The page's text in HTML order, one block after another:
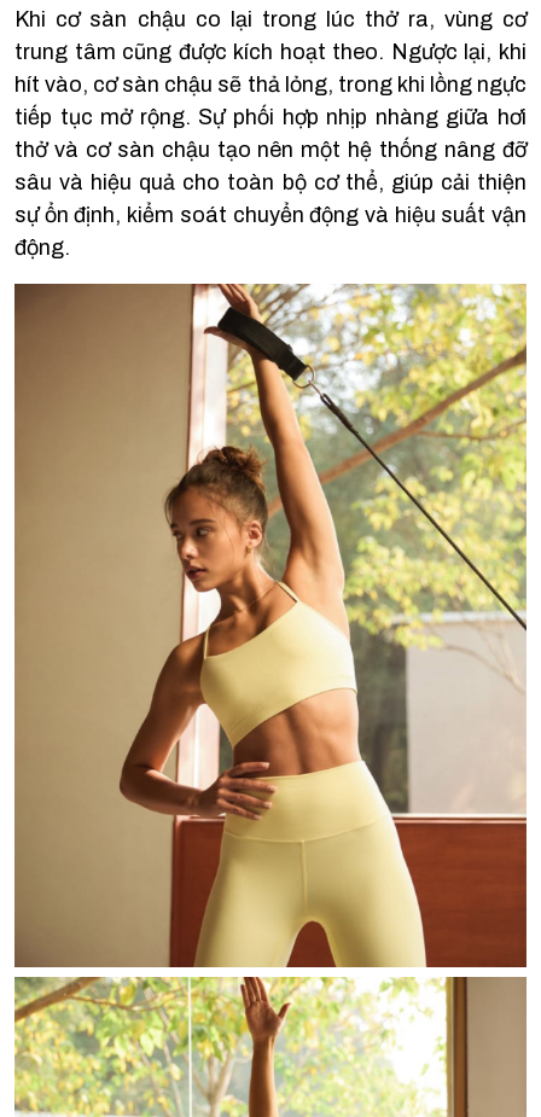
Khi cơ sàn chậu co lại trong lúc thở ra, vùng cơ
trung tâm cũng được kích hoạt theo. Ngược lại, khi
hít vào, cơ sàn chậu sẽ thả lỏng, trong khi lồng ngực
tiếp tục mở rộng. Sự phối hợp nhịp nhàng giữa hơi
thở và cơ sàn chậu tạo nên một hệ thống nâng đỡ
sâu và hiệu quả cho toàn bộ cơ thể, giúp cải thiện
sự ổn định, kiểm soát chuyển động và hiệu suất vận
động.